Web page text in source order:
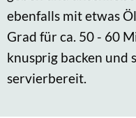
ebenfalls mit etwas
Grad für ca. 50 - 60
knusprig backen und
servierbereit.